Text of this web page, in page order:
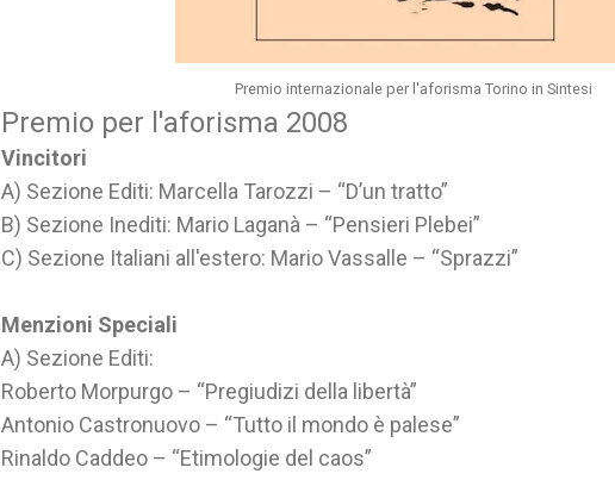
Premio internazionale per l'aforisma Torino in Sintesi
Premio per l'aforisma 2008
Vincitori
A) Sezione Editi: Marcella Tarozzi – “D’un tratto”
B) Sezione Inediti: Mario Laganà – “Pensieri Plebei”
C) Sezione Italiani all'estero: Mario Vassalle – “Sprazzi”
Menzioni Speciali
A) Sezione Editi:
Roberto Morpurgo – “Pregiudizi della libertà”
Antonio Castronuovo – “Tutto il mondo è palese”
Rinaldo Caddeo – “Etimologie del caos”